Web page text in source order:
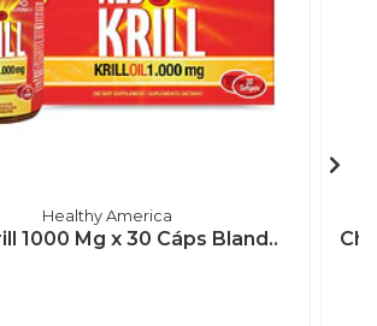
Healthy America
1000 Mg x 30 Cáps Bland..